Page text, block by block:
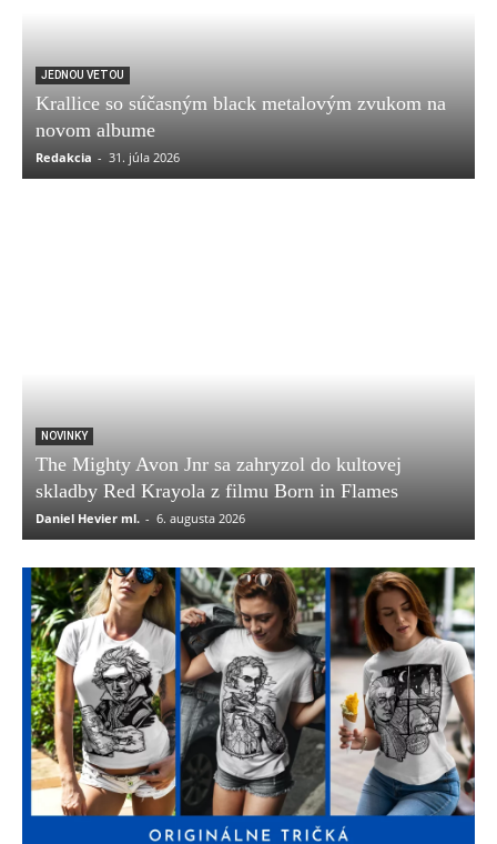
JEDNOU VETOU
Krallice so súčasným black metalovým zvukom na
novom albume
Redakcia - 31. júla 2026
NOVINKY
The Mighty Avon Jnr sa zahryzol do kultovej
skladby Red Krayola z filmu Born in Flames
Daniel Hevier ml. - 6. augusta 2026